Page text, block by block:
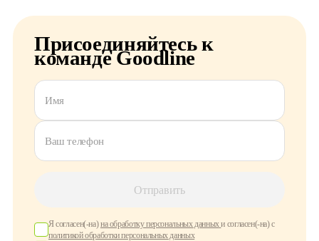
Присоединяйтесь к
команде Goodline
Имя
Ваш телефон
Отправить
Я согласен(-на)на обработку персональных данныхи согласен(-на) с
политикой обработки персональных данных